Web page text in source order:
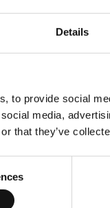
Details
to provide social
media,
that they’ve